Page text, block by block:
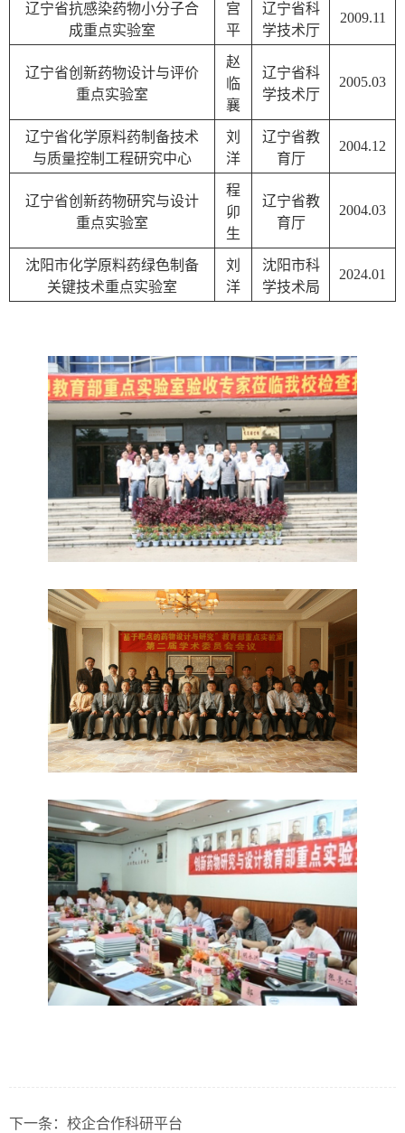
辽宁省抗感染药物小分子合
成重点实验室
宫
平
辽宁省科
学技术厅
2009.11
辽宁省创新药物设计与评价
重点实验室
赵
临
襄
辽宁省科
学技术厅
2005.03
辽宁省化学原料药制备技术
与质量控制工程研究中心
刘
洋
辽宁省教
育厅
2004.12
辽宁省创新药物研究与设计
重点实验室
程
卯
生
辽宁省教
育厅
2004.03
沈阳市化学原料药绿色制备
关键技术重点实验室
刘
洋
沈阳市科
学技术局
2024.01
下一条： 校企合作科研平台